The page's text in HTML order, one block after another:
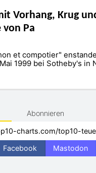
Vorhang, Krug
von Pa
et compotier"
1999 bei Sotheby's in
Abonnieren
Facebook Mastodon